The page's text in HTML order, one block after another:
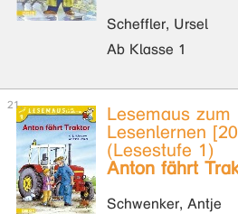
Scheffler, Ursel
Ab Klasse 1
Lesemaus zum
Lesenlernen
(Lesestufe 1)
Anton fährt
Schwenker, Antje